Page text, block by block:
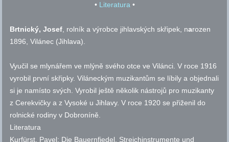
• Literatura•
Brtnický, Josef, rolník a výrobce jihlavských skřipek, narozen
1896, Vilánec (Jihlava).
Vyučil se mlynářem ve mlýně svého otce ve Vilánci. V roce 1916
vyrobil první skřipky. Viláneckým muzikantům se líbily a objednali
si je namísto svých. Vyrobil ještě několik nástrojů pro muzikanty
z Cerekvičky a z Vysoké u Jihlavy. V roce 1920 se přiženil do
rolnické rodiny v Dobroníně.
Literatura
Kurfürst, Pavel: Die Bauernfiedel. Streichinstrumente und